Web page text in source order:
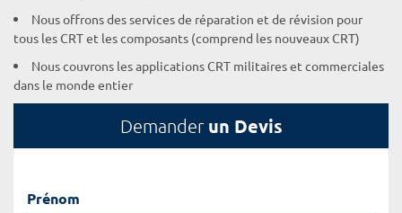
Nous offrons des services de réparation et de révision pour
tous les CRT et les composants (comprend les nouveaux CRT)
Nous couvrons les applications CRT militaires et commerciales
dans le monde entier
Demander un Devis
Prénom